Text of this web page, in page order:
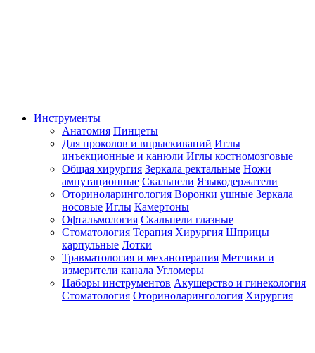
Инструменты
Анатомия Пинцеты
Для проколов и впрыскиваний Иглы
инъекционные и канюли Иглы костномозговые
Общая хирургия Зеркала ректальные Ножи
ампутационные Скальпели Языкодержатели
Оториноларингология Воронки ушные Зеркала
носовые Иглы Камертоны
Офтальмология Скальпели глазные
Стоматология Терапия Хирургия Шприцы
карпульные Лотки
Травматология и механотерапия Метчики и
измерители канала Угломеры
Наборы инструментов Акушерство и гинекология
Стоматология Оториноларингология Хирургия